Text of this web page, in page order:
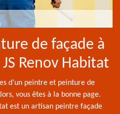
de façade à
Renov Habitat
d’un peintre et peinture de
vous êtes à la bonne page.
est un artisan peintre façade